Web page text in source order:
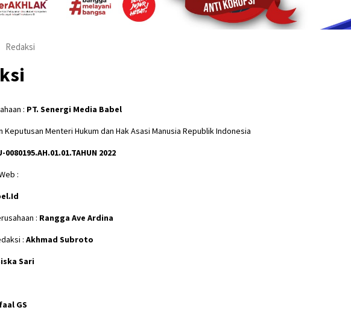
Redaksi
: PT. Senergi Media Babel
Keputusan Menteri Hukum dan Hak Asasi Manusia Republik Indonesia
0080195.AH.01.01.TAHUN 2022
:
: Rangga Ave Ardina
: Akhmad Subroto
Sari
GS